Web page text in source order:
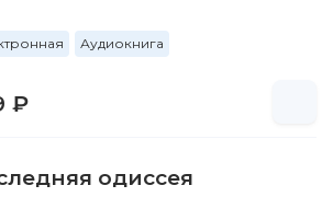
Аудиокнига
₽
одиссея